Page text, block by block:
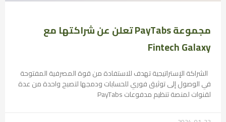
مجموعة PayTabs تعلن عن شراكتها مع
Fintech Galaxy
الشراكة الإستراتيجية تهدف للاستفادة من قوة المصرفية المفتوحة
في الوصول إلى توثيق فوري للحسابات ودمجها لتصبح واحدة من عدة
لقنوات لمنصة تنظيم مدفوعات PayTabs